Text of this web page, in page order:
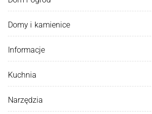
Domy i kamienice
Informacje
Kuchnia
Narzędzia